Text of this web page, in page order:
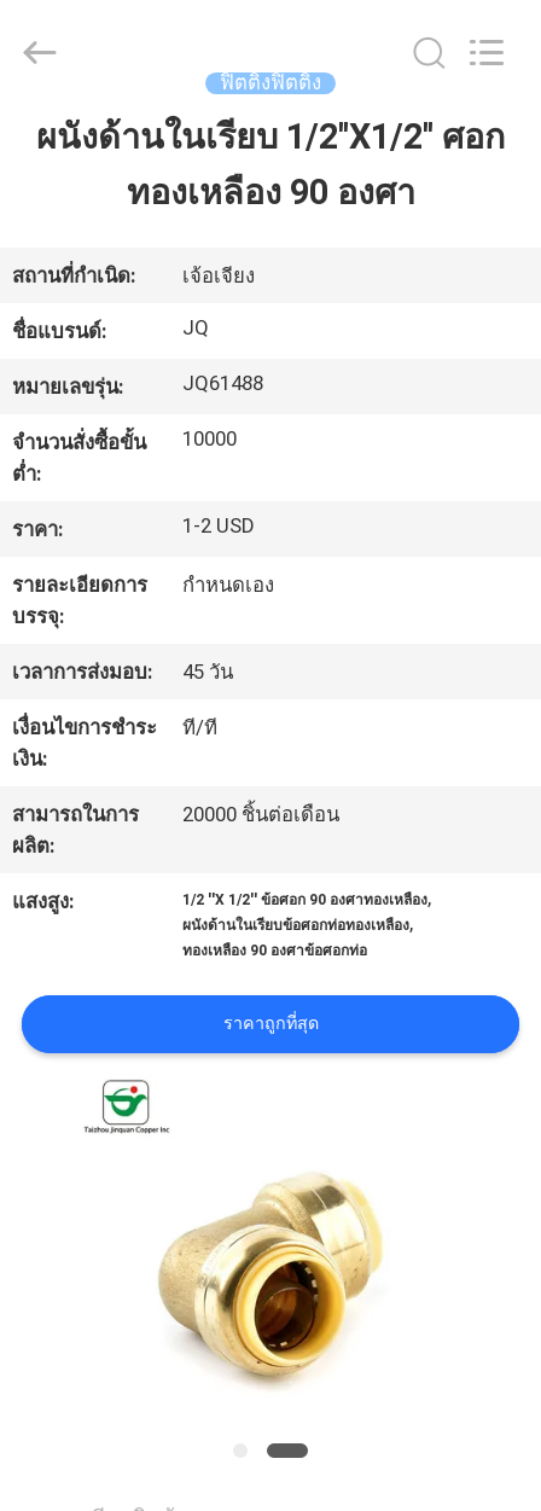
บ้าน
เกี่ยว
กับ
เรา
ทัวร์
โรงงาน
ควบคุม
คุณภาพ
ติดต่อ
ขอ
JinQuan
Copper
Reserved.
ฟิตติ้งฟิตติ้ง
ผนังด้านในเรียบ 1/2''X1/2'' ศอก
ทองเหลือง 90 องศา
สถานที่กำเนิด: เจ้อเจียง
ชื่อแบรนด์: JQ
หมายเลขรุ่น: JQ61488
จำนวนสั่งซื้อขั้น
ต่ำ:
10000
ราคา: 1-2 USD
รายละเอียดการ
บรรจุ:
กำหนดเอง
เวลาการส่งมอบ: 45 วัน
เงื่อนไขการชำระ
เงิน:
ที/ที
สามารถในการ
ผลิต:
20000 ชิ้นต่อเดือน
แสงสูง: 1/2 ''X 1/2'' ข้อศอก 90 องศาทองเหลือง,
ผนังด้านในเรียบข้อศอกท่อทองเหลือง,
ทองเหลือง 90 องศาข้อศอกท่อ
ราคาถูกที่สุด